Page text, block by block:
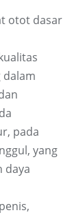
otot dasar
pada
yang
daya